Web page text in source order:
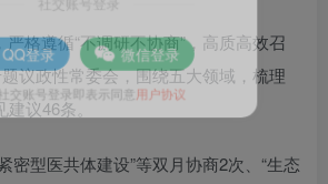
格遵循“不调研不协商”，高质高效召
议政性常委会，围绕五大领域，梳理
议46条。
密型医共体建设”等双月协商2次、“生态
社交账号登录
登录 微信登录
账号登录即表示同意